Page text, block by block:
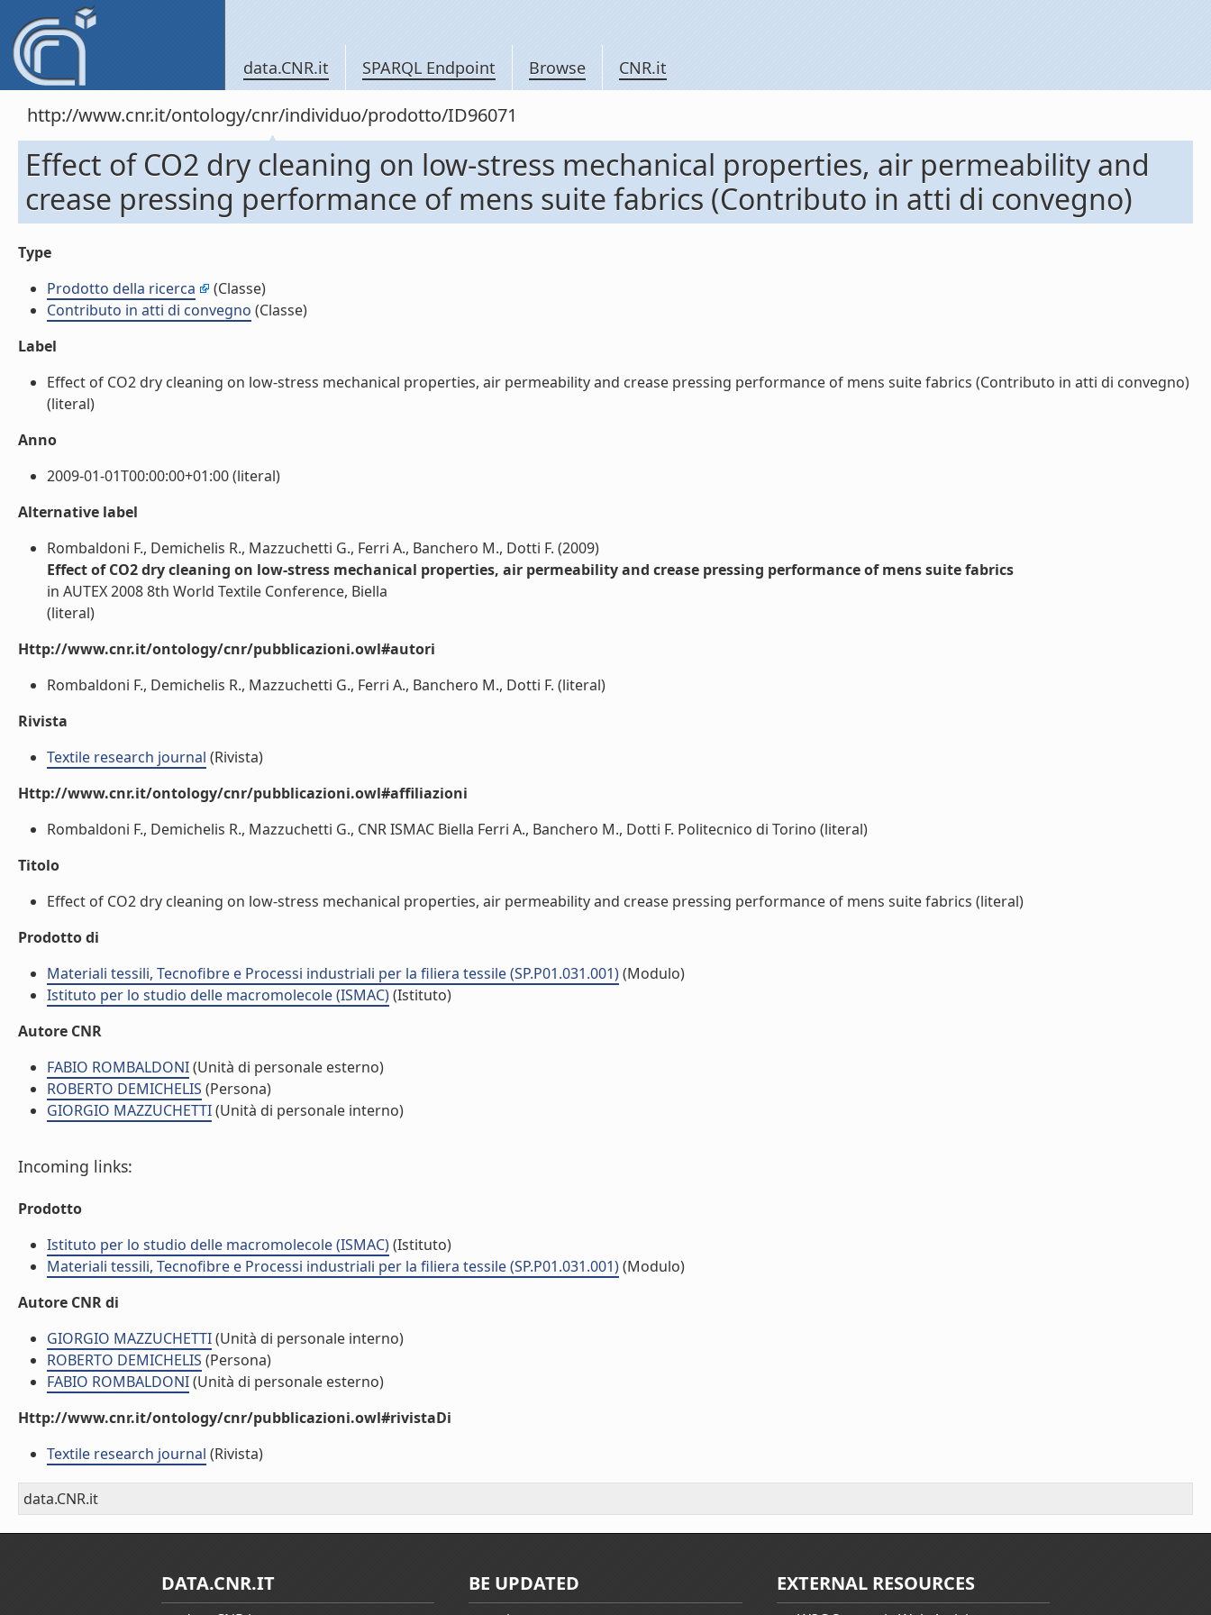
data.CNR.it SPARQL Endpoint Browse CNR.it
http://www.cnr.it/ontology/cnr/individuo/prodotto/ID96071
Effect of CO2 dry cleaning on low-stress mechanical properties, air permeability and
crease pressing performance of mens suite fabrics (Contributo in atti di convegno)
Type
Prodotto della ricerca
(Classe)
Contributo in atti di convegno (Classe)
Label
Effect of CO2 dry cleaning on low-stress mechanical properties, air permeability and crease pressing performance of mens suite fabrics (Contributo in atti di convegno)
(literal)
Anno
2009-01-01T00:00:00+01:00 (literal)
Alternative label
Rombaldoni F., Demichelis R., Mazzuchetti G., Ferri A., Banchero M., Dotti F. (2009)
Effect of CO2 dry cleaning on low-stress mechanical properties, air permeability and crease pressing performance of mens suite fabrics
in AUTEX 2008 8th World Textile Conference, Biella
(literal)
Http://www.cnr.it/ontology/cnr/pubblicazioni.owl#autori
Rombaldoni F., Demichelis R., Mazzuchetti G., Ferri A., Banchero M., Dotti F. (literal)
Rivista
Textile research journal (Rivista)
Http://www.cnr.it/ontology/cnr/pubblicazioni.owl#affiliazioni
Rombaldoni F., Demichelis R., Mazzuchetti G., CNR ISMAC Biella Ferri A., Banchero M., Dotti F. Politecnico di Torino (literal)
Titolo
Effect of CO2 dry cleaning on low-stress mechanical properties, air permeability and crease pressing performance of mens suite fabrics (literal)
Prodotto di
Materiali tessili, Tecnofibre e Processi industriali per la filiera tessile (SP.P01.031.001)(Modulo)
Istituto per lo studio delle macromolecole (ISMAC)(Istituto)
Autore CNR
FABIO ROMBALDONI(Unità di personale esterno)
ROBERTO DEMICHELIS (Persona)
GIORGIO MAZZUCHETTI(Unità di personale interno)
Incoming links:
Prodotto
Istituto per lo studio delle macromolecole (ISMAC)(Istituto)
Materiali tessili, Tecnofibre e Processi industriali per la filiera tessile (SP.P01.031.001)(Modulo)
Autore CNR di
GIORGIO MAZZUCHETTI(Unità di personale interno)
ROBERTO DEMICHELIS (Persona)
FABIO ROMBALDONI(Unità di personale esterno)
Http://www.cnr.it/ontology/cnr/pubblicazioni.owl#rivistaDi
Textile research journal (Rivista)
data.CNR.it
DATA.CNR.IT BE UPDATED EXTERNAL RESOURCES